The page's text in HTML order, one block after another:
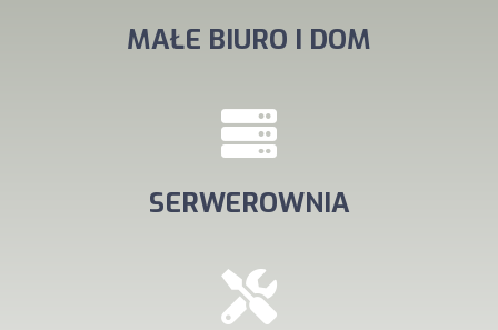
MAŁE BIURO I DOM
SERWEROWNIA